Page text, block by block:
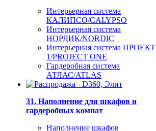
Интерьерная система
КАЛИПСО/CALYPSO
Интерьерная система
НОРДИК/NORDIC
Интерьерная система ПРОЕКТ
1/PROJECT ONE
Гардеробная система
АТЛАС/ATLAS
31. Наполнение для шкафов и
гардеробных комнат
Наполнение шкафов